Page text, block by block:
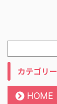
カテゴリー
HOME